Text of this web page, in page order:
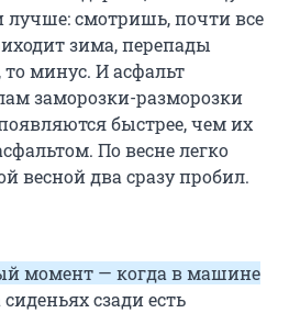
лучше: смотришь, почти все
зима, перепады
минус. И асфальт
заморозки-разморозки
быстрее, чем их
По весне легко
весной два сразу пробил.
момент — когда в машине
сзади есть